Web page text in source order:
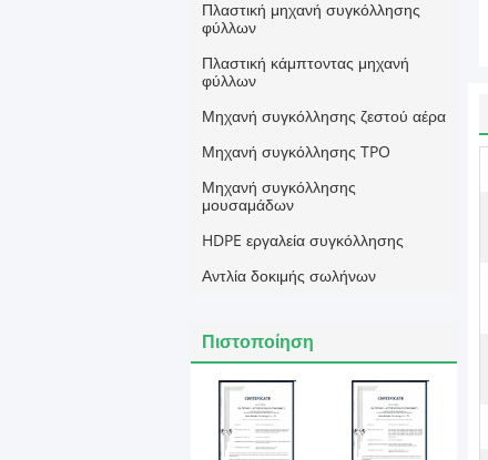
Πλαστική μηχανή συγκόλλησης
φύλλων
Πλαστική κάμπτοντας μηχανή
φύλλων
Μηχανή συγκόλλησης ζεστού αέρα
Μηχανή συγκόλλησης TPO
Μηχανή συγκόλλησης
μουσαμάδων
HDPE εργαλεία συγκόλλησης
Αντλία δοκιμής σωλήνων
Πιστοποίηση